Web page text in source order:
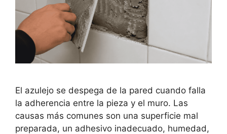
El azulejo se despega de la pared cuando falla
la adherencia entre la pieza y el muro. Las
causas más comunes son una superficie mal
preparada, un adhesivo inadecuado, humedad,